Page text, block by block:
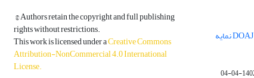
مجله فیزیک زمین و فضا در پایگاه بین المللی DOAJ نمایه
1402-
© Authors retain the copyright and full publishing
rights without restrictions.
This work is licensed under aCreative Commons
Attribution-NonCommercial 4.0 International
License.